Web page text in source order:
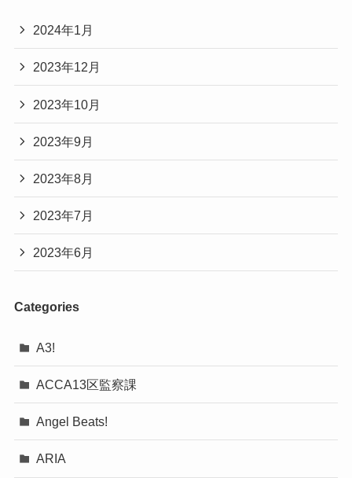
2024年1月
2023年12月
2023年10月
2023年9月
2023年8月
2023年7月
2023年6月
Categories
A3!
ACCA13区監察課
Angel Beats!
ARIA